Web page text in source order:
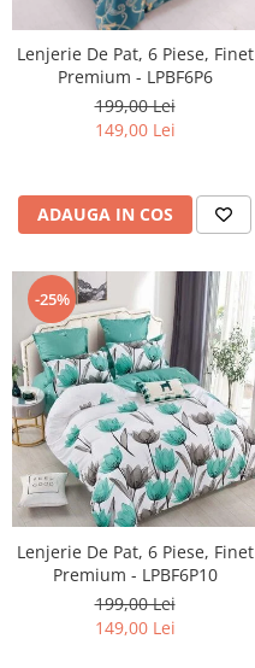
Lenjerie De Pat, 6 Piese, Finet
Premium - LPBF6P6
199,00 Lei
149,00 Lei
ADAUGA IN COS
-25%
Lenjerie De Pat, 6 Piese, Finet
Premium - LPBF6P10
199,00 Lei
149,00 Lei